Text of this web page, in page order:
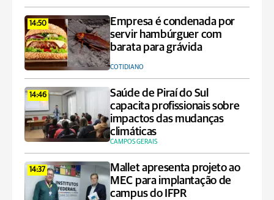
14:50
Empresa é condenada por
servir hambúrguer com
barata para grávida
COTIDIANO
14:46
Saúde de Piraí do Sul
capacita profissionais sobre
impactos das mudanças
climáticas
CAMPOS GERAIS
14:37
Mallet apresenta projeto ao
MEC para implantação de
campus do IFPR